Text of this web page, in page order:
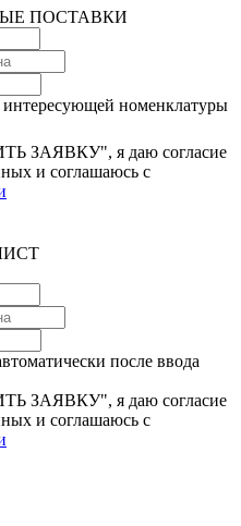
ПОСТАВКИ
номенклатуры
ЗАЯВКУ", я даю согласие
и соглашаюсь c
после ввода
ЗАЯВКУ", я даю согласие
и соглашаюсь c